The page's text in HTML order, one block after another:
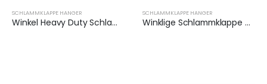
SCHLAMMKLAPPE HANGER
Winkel Heavy Duty Schlammklappe Aufhänger Set | XKJ-MFH-01-SS-1/8
SCHLAMMKLAPPE HANGER
Winklige Schlammklappe Aufhänger für Heavy Duty Semi Trucks | XKJ-MFH-Q1C